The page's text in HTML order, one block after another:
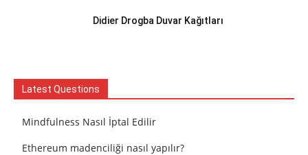
Didier Drogba Duvar Kağıtları
Latest Questions
Mindfulness Nasıl İptal Edilir
Ethereum madenciliği nasıl yapılır?